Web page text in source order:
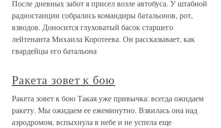
После дневных забот я присел возле автобуса. У штабной
радиостанции собрались командиры батальонов, рот,
взводов. Доносится глуховатый басок старшего
лейтенанта Михаила Коротеева. Он рассказывает, как
гвардейцы его батальона
Ракета зовет к бою
Ракета зовет к бою Такая уже привычка: всегда ожидаем
ракету. Мы ожидаем ее ежеминутно. Взвилась она над
аэродромом, вспыхнула в небе и не успела еще